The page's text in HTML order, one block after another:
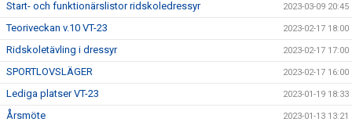
Start- och funktionärslistor ridskoledressyr 2023-03-09 20:45
Teoriveckan v.10 VT-23 2023-02-17 18:00
Ridskoletävling i dressyr 2023-02-17 17:00
SPORTLOVSLÄGER 2023-02-17 16:00
Lediga platser VT-23 2023-01-19 18:33
Årsmöte 2023-01-13 13:21